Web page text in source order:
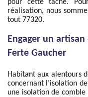
pour cette tâche.
réalisation, nous
tout 77320.
Engager un
Ferte Gaucher
Habitant aux alentours
concernant l’isolation
une isolation de comble